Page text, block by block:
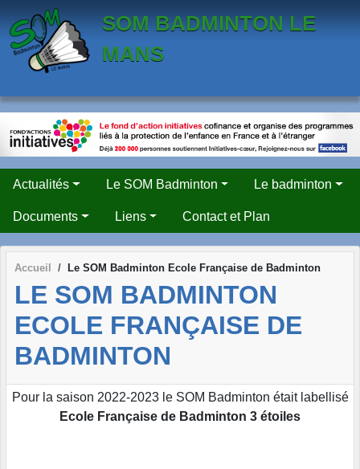
SOM BADMINTON LE
MANS
Actualités Le SOM Badminton Le badminton
Documents Liens Contact et Plan
Accueil Le SOM Badminton Ecole Française de Badminton
LE SOM BADMINTON
ECOLE FRANÇAISE DE
BADMINTON
Pour la saison 2022-2023 le SOM Badminton était labellisé
Ecole Française de Badminton 3 étoiles
Panneau de gestion des cookies